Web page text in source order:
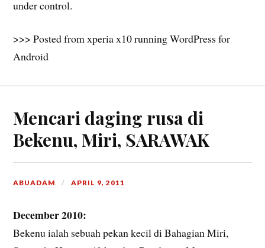
under control.
>>> Posted from xperia x10 running WordPress for
Android
Mencari daging rusa di
Bekenu, Miri, SARAWAK
ABUADAM APRIL 9, 2011
December 2010:
Bekenu ialah sebuah pekan kecil di Bahagian Miri,